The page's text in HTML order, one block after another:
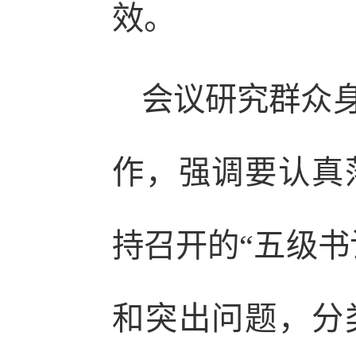
效。
会议研究群众
作，强调要认
持召开的“五级
和突出问题，